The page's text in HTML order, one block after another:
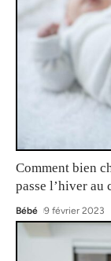
Comment bien
passe l’hiver au
Bébé 9 février 2023